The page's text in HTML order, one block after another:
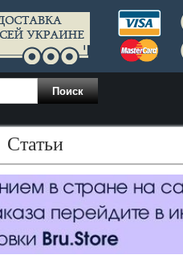
Статьи